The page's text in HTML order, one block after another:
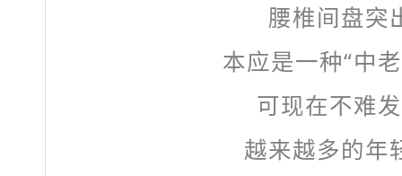
腰椎间盘突
本应是一种“中
可现在不难
越来越多的年